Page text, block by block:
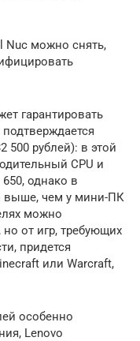
Nuc можно снять,
гарантировать
500 рублей): в этой
CPU и
однако в
выше, чем у мини-ПК
можно
от игр, требующих
придется
или Warcraft,
особенно
Lenovo